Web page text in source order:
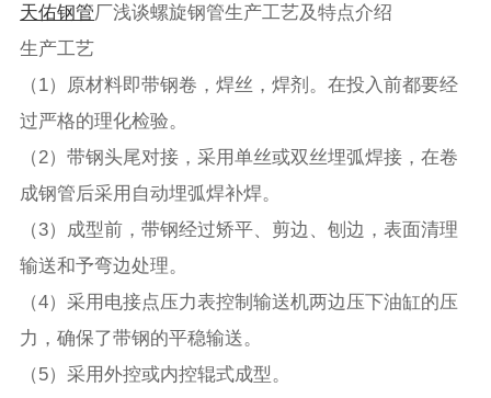
天佑钢管厂浅谈螺旋钢管生产工艺及特点介绍
生产工艺
（1）原材料即带钢卷，焊丝，焊剂。在投入前都要经
过严格的理化检验。
（2）带钢头尾对接，采用单丝或双丝埋弧焊接，在卷
成钢管后采用自动埋弧焊补焊。
（3）成型前，带钢经过矫平、剪边、刨边，表面清理
输送和予弯边处理。
（4）采用电接点压力表控制输送机两边压下油缸的压
力，确保了带钢的平稳输送。
（5）采用外控或内控辊式成型。